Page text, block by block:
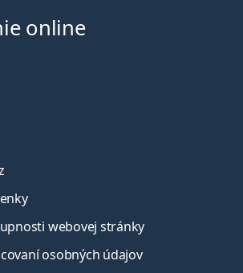
online
webovej stránky
osobných údajov